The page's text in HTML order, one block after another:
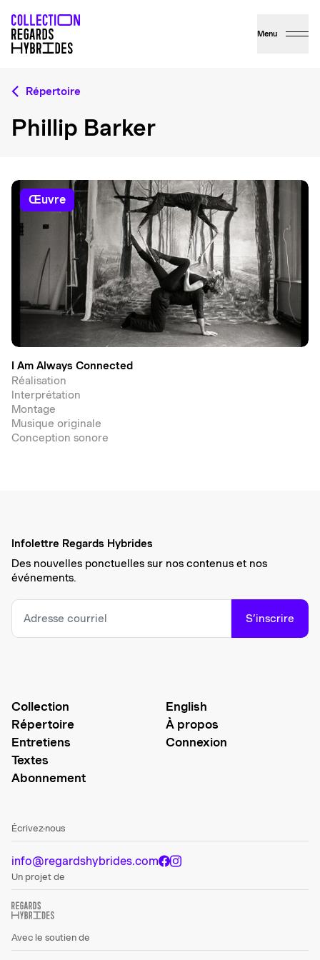
Menu
Répertoire
Phillip Barker
œuvre
I Am Always Connected
Réalisation
Interprétation
Montage
Musique originale
Conception sonore
Infolettre Regards Hybrides
Des nouvelles ponctuelles sur nos contenus et nos
événements.
S’inscrire
Collection
Répertoire
Entretiens
Textes
Abonnement
English
À propos
Connexion
Écrivez-nous
info@regardshybrides.com
Un projet de
Avec le soutien de